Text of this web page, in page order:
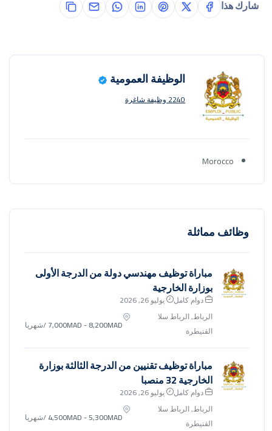
شارك هذا
الوظيفة العمومية
2240 وظيفة شاغرة
Morocco
وظائف مماثلة
مباراة توظيف مهندسي دولة من الدرجة الأولى
بوزارة الخارجية
دوام كامل
يوليو 26, 2026
الرباط, الرباط سلا
القنيطرة
7,000MAD - 8,200MAD/شهريا
مباراة توظيف تقنيين من الدرجة الثالثة بوزارة
الخارجية 32 منصبا
دوام كامل
يوليو 26, 2026
الرباط, الرباط سلا
القنيطرة
4,500MAD - 5,300MAD/شهريا